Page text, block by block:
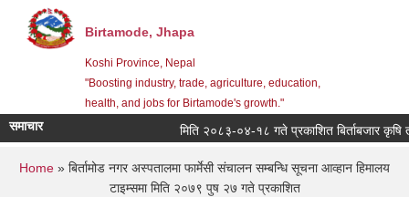
Birtamode, Jhapa
Koshi Province, Nepal
"Boosting industry, trade, agriculture, education,
health, and jobs for Birtamode's growth."
समाचार मिति २०८३-०४-१८ गते प्रकाशित बिर्ताबजार कृषि
You are here
Home » बिर्तामोड नगर अस्पतालमा फार्मेसी संचालन सम्बन्धि सूचना आव्हान हिमालय
टाइम्समा मिति २०७९ पुष २७ गते प्रकाशित